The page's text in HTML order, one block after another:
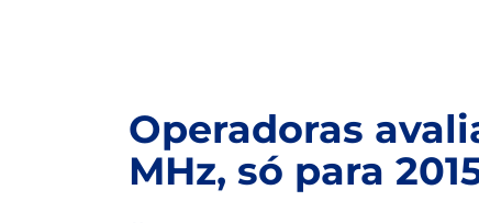
Operadoras
MHz, só para